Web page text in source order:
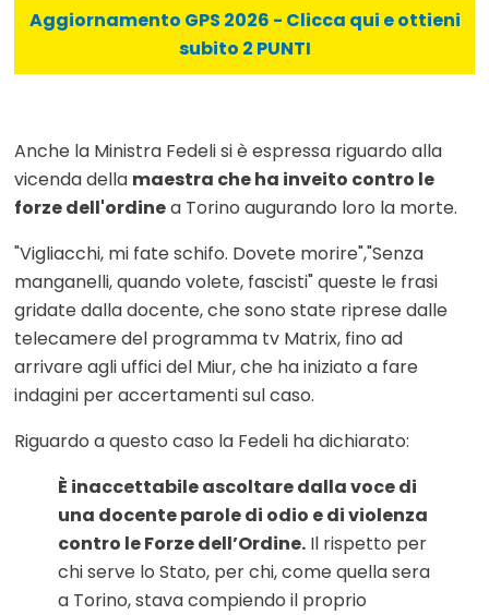
Aggiornamento GPS 2026 - Clicca qui e ottieni
subito 2 PUNTI
Anche la Ministra Fedeli si è espressa riguardo alla
vicenda della maestra che ha inveito contro le
forze dell'ordinea Torino augurando loro la morte.
"Vigliacchi, mi fate schifo. Dovete morire","Senza
manganelli, quando volete, fascisti" queste le frasi
gridate dalla docente, che sono state riprese dalle
telecamere del programma tv Matrix, fino ad
arrivare agli uffici del Miur, che ha iniziato a fare
indagini per accertamenti sul caso.
Riguardo a questo caso la Fedeli ha dichiarato:
È inaccettabile ascoltare dalla voce di
una docente parole di odio e di violenza
contro le Forze dell’Ordine. Il rispetto per
chi serve lo Stato, per chi, come quella sera
a Torino, stava compiendo il proprio